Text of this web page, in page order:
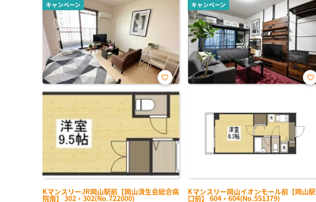
キャンペーン
KマンスリーJR岡山駅前【岡山済生会総合病
院南】 302・302(No.722000)
お気
に入
キャンペーン
Kマンスリー岡山イオンモール前【岡山
口前】 604・604(No.551379)
お気